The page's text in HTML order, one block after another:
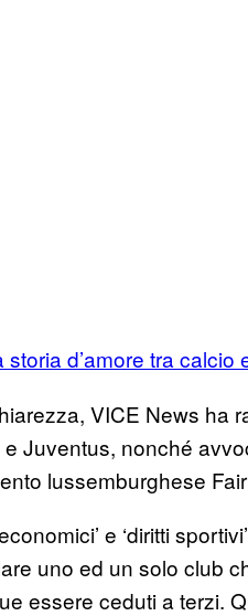
d’amore tra calcio
VICE News ha
Juventus, nonché
lussemburghese
e ‘diritti
uno ed un solo club
essere ceduti a terzi.